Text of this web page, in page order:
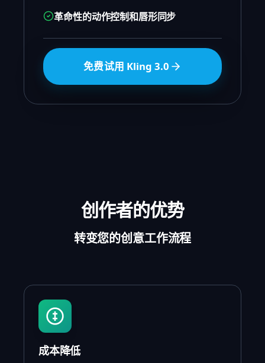
革命性的动作控制和唇形同步
免费试用 Kling 3.0
创作者的优势
转变您的创意工作流程
成本降低